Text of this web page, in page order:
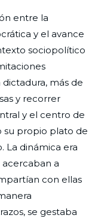
entre la
y el avance
sociopolítico
más de
y recorrer
y el centro de
su propio plato de
La dinámica era
acercaban a
con ellas
se gestaba